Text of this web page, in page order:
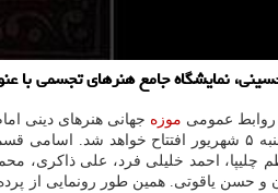
نمایشگاه جامع هنرهای تجسمی با
روابط عمومی موزه جهانی هنرهای دینی
از
احمد خلیلی فرد، علی ذاکری،
حسن یاقوتی. همین طور رونمایی از پرده